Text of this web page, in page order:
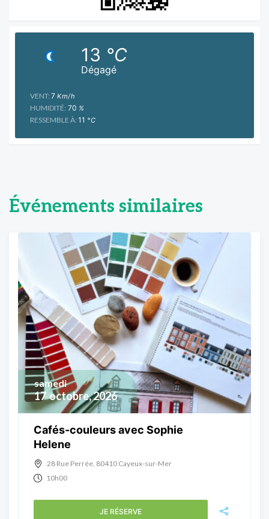
Dégagé
13 °C
VENT: 7 Km/h
HUMIDITÉ: 70 %
RESSEMBLE À: 11 °C
Événements similaires
17 octobre, 2026
samedi
Cafés-couleurs avec Sophie
Helene
28 Rue Perrée, 80410 Cayeux-sur-Mer
10h00
JE RÉSERVE